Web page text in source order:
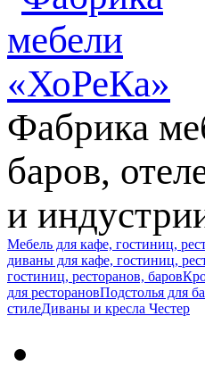
Фабрика
баров,
и
Мебель для кафе, гостиниц,
диваны для кафе, гостиниц,
гостиниц, ресторанов, баров
для ресторановПодстолья для
стилеДиваны и кресла Честер